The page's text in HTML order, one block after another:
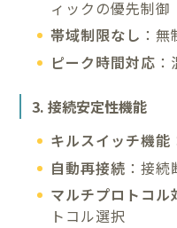
ィックの優先制御
帯域制限なし ：
ピーク時間対応
3. 接続安定性機能
キルスイッチ機能
自動再接続 ：接
マルチプロトコル
トコル選択